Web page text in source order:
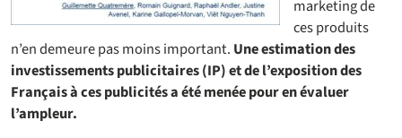
marketing de
ces produits
n’en demeure pas moins important. Une estimation des
investissements publicitaires (IP) et de l’exposition des
Français à ces publicités a été menée pour en évaluer
l’ampleur.